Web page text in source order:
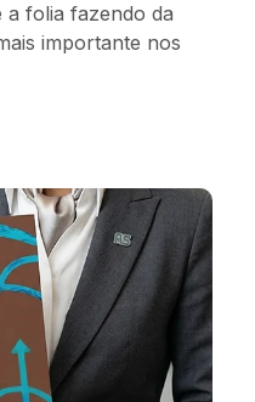
a folia fazendo da
importante nos